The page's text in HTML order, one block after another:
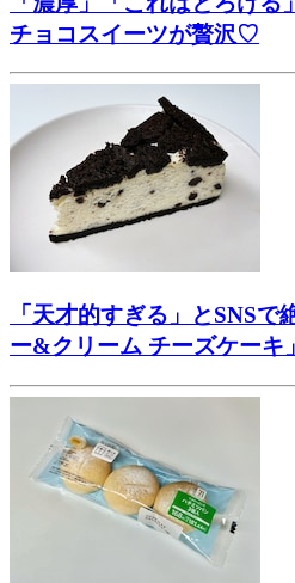
チョコスイーツが贅沢♡
「天才的すぎる」とSNS
ー&クリーム チーズケーキ